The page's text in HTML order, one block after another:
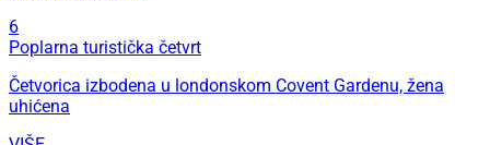
6
Poplarna turistička četvrt
Četvorica izbodena u londonskom Covent Gardenu, žena
uhićena